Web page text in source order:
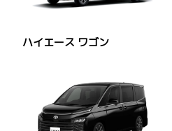
ハイエース ワゴン